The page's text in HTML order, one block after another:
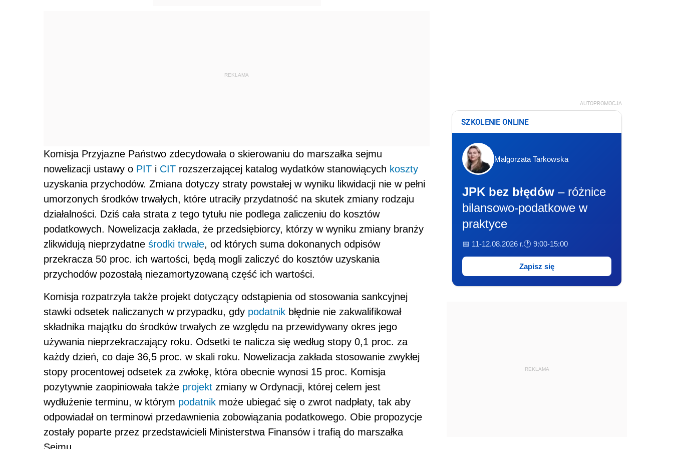
REKLAMA
Komisja Przyjazne Państwo zdecydowała o skierowaniu do marszałka sejmu
nowelizacji ustawy o PIT i CIT rozszerzającej katalog wydatków stanowiących koszty
uzyskania przychodów. Zmiana dotyczy straty powstałej w wyniku likwidacji nie w pełni
umorzonych środków trwałych, które utraciły przydatność na skutek zmiany rodzaju
działalności. Dziś cała strata z tego tytułu nie podlega zaliczeniu do kosztów
podatkowych. Nowelizacja zakłada, że przedsiębiorcy, którzy w wyniku zmiany branży
zlikwidują nieprzydatne środki trwałe, od których suma dokonanych odpisów
przekracza 50 proc. ich wartości, będą mogli zaliczyć do kosztów uzyskania
przychodów pozostałą niezamortyzowaną część ich wartości.
Komisja rozpatrzyła także projekt dotyczący odstąpienia od stosowania sankcyjnej
stawki odsetek naliczanych w przypadku, gdy podatnik błędnie nie zakwalifikował
składnika majątku do środków trwałych ze względu na przewidywany okres jego
używania nieprzekraczający roku. Odsetki te nalicza się według stopy 0,1 proc. za
każdy dzień, co daje 36,5 proc. w skali roku. Nowelizacja zakłada stosowanie zwykłej
stopy procentowej odsetek za zwłokę, która obecnie wynosi 15 proc. Komisja
pozytywnie zaopiniowała także projekt zmiany w Ordynacji, której celem jest
wydłużenie terminu, w którym podatnik może ubiegać się o zwrot nadpłaty, tak aby
odpowiadał on terminowi przedawnienia zobowiązania podatkowego. Obie propozycje
zostały poparte przez przedstawicieli Ministerstwa Finansów i trafią do marszałka
AUTOPROMOCJA
SZKOLENIE ONLINE
Małgorzata Tarkowska
JPK bez błędów – różnice
bilansowo-podatkowe w
praktyce
📅 11-12.08.2026 r.🕐 9:00-15:00
Zapisz się
REKLAMA